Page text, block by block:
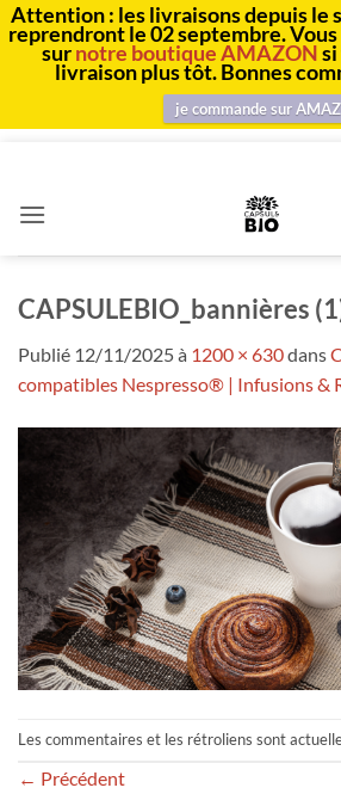
Attention : les livraisons depuis le
reprendront le 02 septembre.
surnotre boutique AMAZON
livraison plus tôt. Bonnes
je commande sur
contenu
CAPSULEBIO_bannières
Publié 12/11/2025à 1200 × 630dans
compatibles Nespresso® | Infusions &
Les commentaires et les rétroliens sont
← Précédent